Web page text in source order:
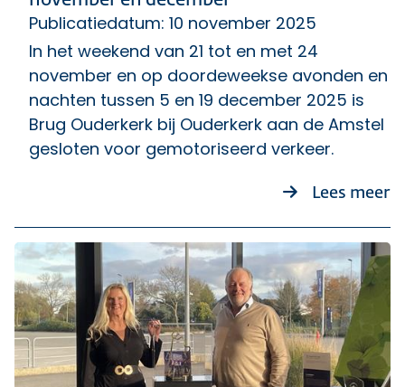
Publicatiedatum: 10 november 2025
In het weekend van 21 tot en met 24
november en op doordeweekse avonden en
nachten tussen 5 en 19 december 2025 is
Brug Ouderkerk bij Ouderkerk aan de Amstel
gesloten voor gemotoriseerd verkeer.
Lees meer